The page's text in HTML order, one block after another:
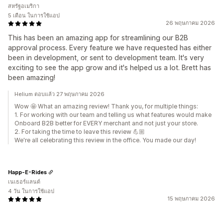
26 พฤษภาคม 2026
This has been an amazing app for streamlining our B2B
approval process. Every feature we have requested has either
been in development, or sent to development team. It's very
exciting to see the app grow and it's helped us a lot. Brett has
been amazing!
สหรัฐอเมริกา
5 เดือน ในการใช้แอป
Helium ตอบแล้ว 27 พฤษภาคม 2026
Wow 🤩 What an amazing review! Thank you, for multiple things:
1. For working with our team and telling us what features would make
Onboard B2B better for EVERY merchant and not just your store.
2. For taking the time to leave this review 💪🏼
We're all celebrating this review in the office. You made our day!
15 พฤษภาคม 2026
Happ-E-Rides
เนเธอร์แลนด์
4 วัน ในการใช้แอป